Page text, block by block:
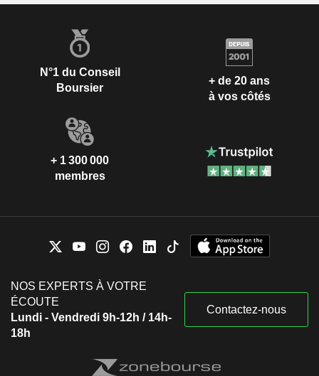
N°1 du Conseil
Boursier
+ de 20 ans
à vos côtés
+ 1 300 000
membres
NOS EXPERTS À VOTRE
ÉCOUTE
Lundi - Vendredi 9h-12h / 14h-
18h
Contactez-nous